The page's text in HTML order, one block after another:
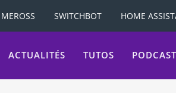
MEROSS SWITCHBOT HOME
ACTUALITÉS TUTOS